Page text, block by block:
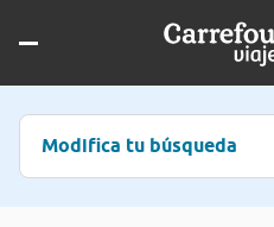
Modifica tu búsqueda